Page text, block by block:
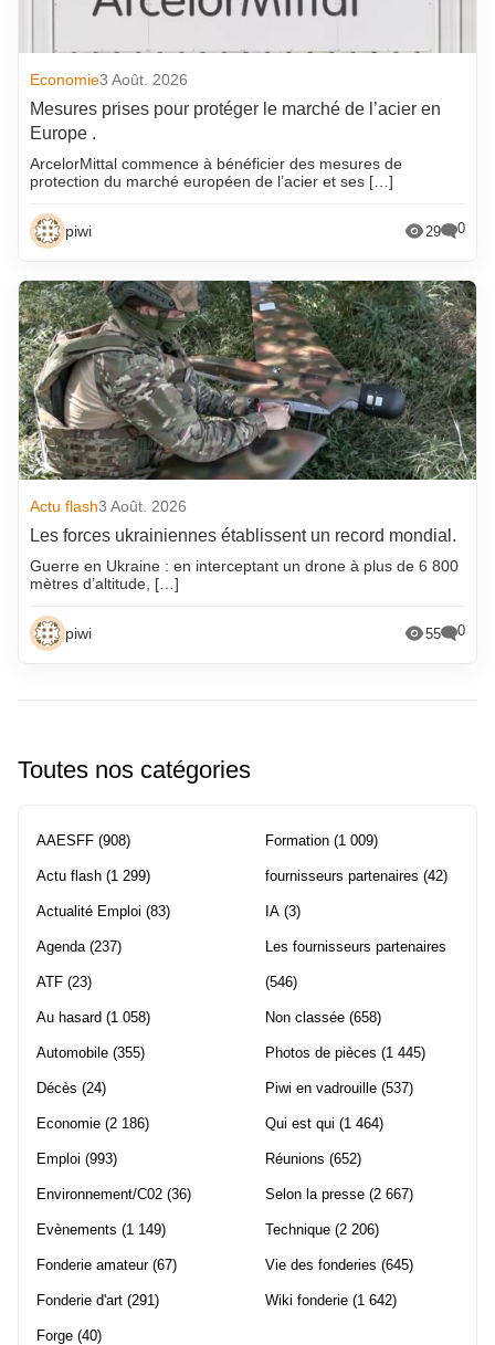
Economie3 Août. 2026
Mesures prises pour protéger le marché de l’acier en
Europe .
ArcelorMittal commence à bénéficier des mesures de
protection du marché européen de l’acier et ses […]
piwi 29 0
Actu flash3 Août. 2026
Les forces ukrainiennes établissent un record mondial.
Guerre en Ukraine : en interceptant un drone à plus de 6 800
mètres d’altitude, […]
piwi 55 0
Toutes nos catégories
AAESFF (908)
Actu flash (1 299)
Actualité Emploi (83)
Agenda (237)
ATF (23)
Au hasard (1 058)
Automobile (355)
Décès (24)
Economie (2 186)
Emploi (993)
Environnement/C02 (36)
Evènements (1 149)
Fonderie amateur(67)
Fonderie d'art (291)
Forge (40)
Formation (1 009)
fournisseurs partenaires (42)
IA (3)
Les fournisseurs partenaires
(546)
Non classée (658)
Photos de pièces (1 445)
Piwi en vadrouille (537)
Qui est qui (1 464)
Réunions (652)
Selon la presse (2 667)
Technique (2 206)
Vie des fonderies (645)
Wiki fonderie (1 642)